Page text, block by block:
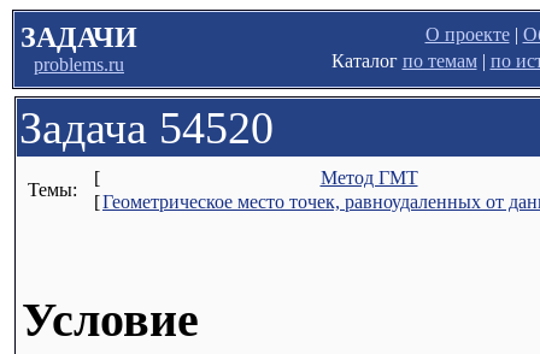
ЗАДАЧИ
problems.ru
О проекте|
Каталог по темам| по
Задача 54520
Темы:
[
Метод ГМТ
[Геометрическое место точек, равноудаленных от
Условие